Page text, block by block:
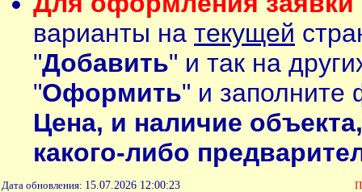
варианты на текущей
"Добавить" и так на
"Оформить" и заполните
Цена, и наличие
какого-либо
Дата обновления: 15.07.2026 12:00:23